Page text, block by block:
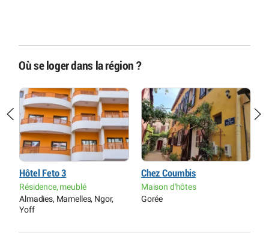
Où se loger dans la région ?
Hôtel Feto 3
Résidence, meublé
Almadies, Mamelles, Ngor,
Yoff
Chez Coumbis
Maison d'hôtes
Gorée